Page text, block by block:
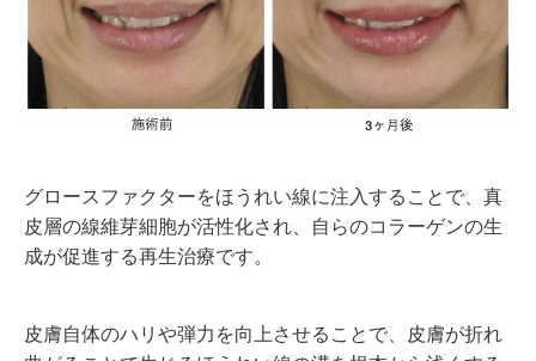
グロースファクターをほうれい線に注入することで、真
皮層の線維芽細胞が活性化され、自らのコラーゲンの生
成が促進する再生治療です。
皮膚自体のハリや弾力を向上させることで、皮膚が折れ